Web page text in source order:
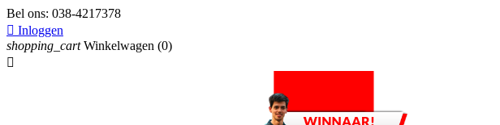
Bel ons: 038-4217378
 Inloggen
shopping_cart Winkelwagen (0)
